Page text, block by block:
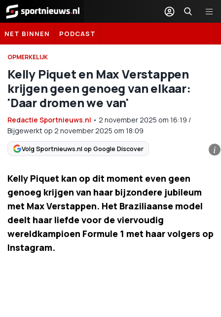
Sportnieuws.nl
NET BINNEN PODCAST
OPMERKELIJK
Kelly Piquet en Max Verstappen
krijgen geen genoeg van elkaar:
'Daar dromen we van'
Redactie Sportnieuws.nl • 2 november 2025 om 16:19 /
Bijgewerkt op 2 november 2025 om 18:09
Volg Sportnieuws.nl op Google Discover i
Kelly Piquet kan op dit moment even geen
genoeg krijgen van haar bijzondere jubileum
met Max Verstappen. Het Braziliaanse model
deelt haar liefde voor de viervoudig
wereldkampioen Formule 1 met haar volgers op
Instagram.